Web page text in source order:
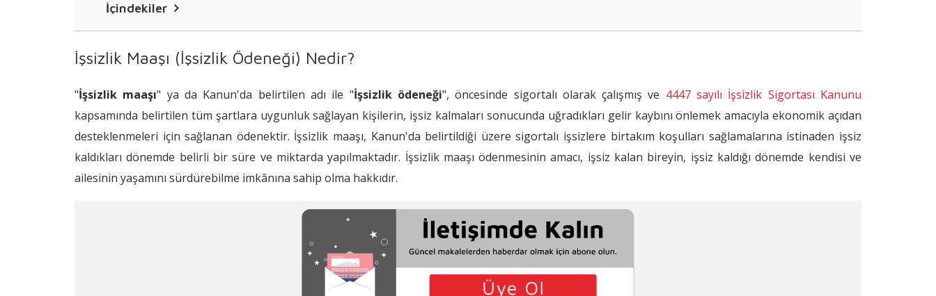
İçindekiler
İşsizlik Maaşından (İşsizlik Ödeneği) Yararlanma Şartları Nelerdir?
İşsizlik Maaşına (İşsizlik Ödeneği) Başvuru Nasıl Yapılır?
İşsizlik Maaşı (İşsizlik Ödeneği) Ne Kadar Süre ile Ödenmektedir?
İşsizlik Maaşına Hak Kazananlara Sunulan Hizmetler Nelerdir?
2026 İşsizlik Maaşı Ne Kadar?
İşsizlik Maaşı Hesaplama 2026 (İşsizlik Ödeneği):
İşsizlik Maaşı (İşsizlik Ödeneği) Hangi Durumlarda Kesilir?
İşsizlik Maaşı (İşsizlik Ödeneği) Alırken Dikkat Edilmesi Gereken Hususlar Nelerdir?
İşsizlik Maaşı (İşsizlik Ödeneği) Nedir?
"İşsizlik maaşı" ya da Kanun'da belirtilen adı ile "İşsizlik ödeneği", öncesinde sigortalı olarak çalışmış ve 4447 sayılı İşsizlik Sigortası Kanunu
kapsamında belirtilen tüm şartlara uygunluk sağlayan kişilerin, işsiz kalmaları sonucunda uğradıkları gelir kaybını önlemek amacıyla ekonomik açıdan
desteklenmeleri için sağlanan ödenektir. İşsizlik maaşı, Kanun'da belirtildiği üzere sigortalı işsizlere birtakım koşulları sağlamalarına istinaden işsiz
kaldıkları dönemde belirli bir süre ve miktarda yapılmaktadır. İşsizlik maaşı ödenmesinin amacı, işsiz kalan bireyin, işsiz kaldığı dönemde kendisi ve
ailesinin yaşamını sürdürebilme imkânına sahip olma hakkıdır.